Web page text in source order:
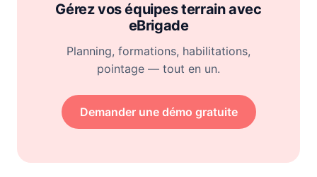
Gérez vos équipes terrain avec
eBrigade
Planning, formations, habilitations,
pointage — tout en un.
Demander une démo gratuite